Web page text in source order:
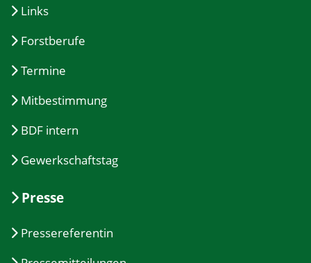
Links
Forstberufe
Termine
Mitbestimmung
BDF intern
Gewerkschaftstag
Presse
Pressereferentin